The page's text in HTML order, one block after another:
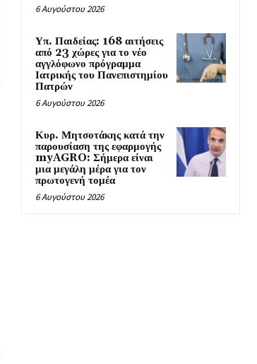
6 Αυγούστου 2026
Υπ. Παιδείας: 168 αιτήσεις
από 23 χώρες για το νέο
αγγλόφωνο πρόγραμμα
Ιατρικής του Πανεπιστημίου
Πατρών
6 Αυγούστου 2026
Κυρ. Μητσοτάκης κατά την
παρουσίαση της εφαρμογής
myAGRO: Σήμερα είναι
μια μεγάλη μέρα για τον
πρωτογενή τομέα
6 Αυγούστου 2026